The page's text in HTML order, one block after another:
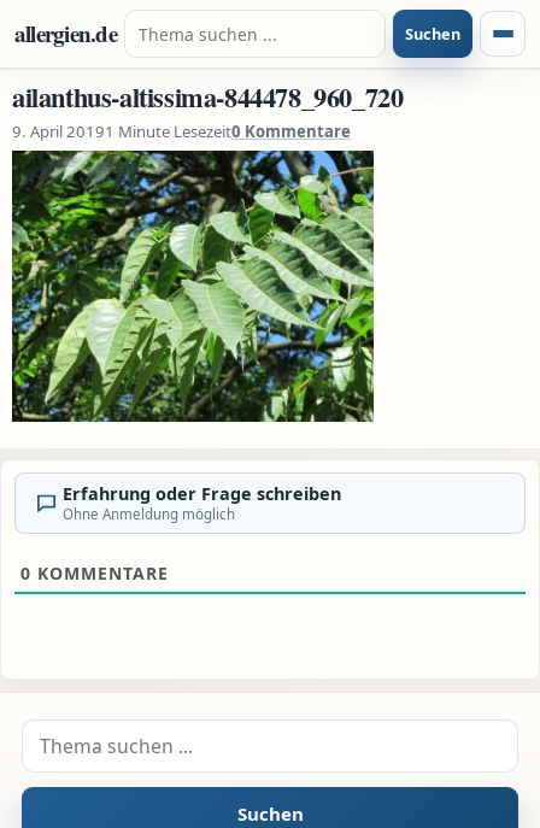
Zum Inhalt springen
allergien.de Suche nach: Suchen
ailanthus-altissima-844478_960_720
9. April 20191 Minute Lesezeit0 Kommentare
Erfahrung oder Frage schreiben
Ohne Anmeldung möglich
0 KOMMENTARE
Suche nach:
Suchen